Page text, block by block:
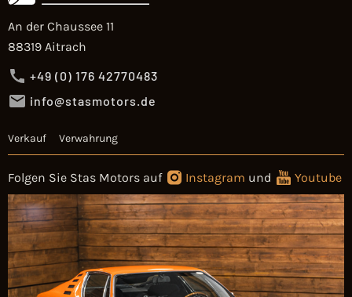
An der Chaussee 11
88319 Aitrach
+49 (0) 176 42770483
info@stasmotors.de
Verkauf Verwahrung
Folgen Sie Stas Motors auf Instagram und Youtube